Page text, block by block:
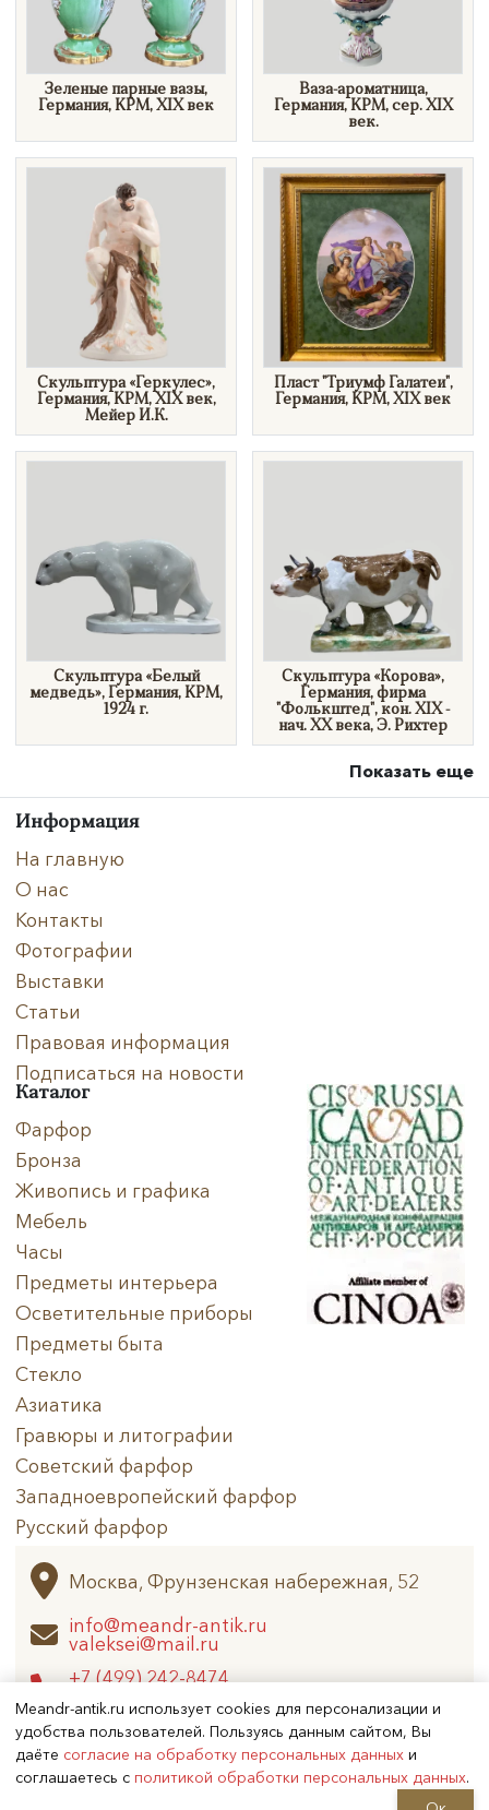
Зеленые парные вазы,
Германия, KPM, XIX век
Ваза-ароматница,
Германия, KPM, сер. XIX
век.
Скульптура «Геркулес»,
Германия, KPM, XIX век,
Мейер И.К.
Пласт "Триумф Галатеи",
Германия, KPM, XIX век
Скульптура «Белый
медведь», Германия, KPM,
1924 г.
Скульптура «Корова»,
Германия, фирма
"Фолькштед",​ кон. XIX -
нач. XX века, Э. Рихтер
Показать еще
Meandr-antik.ru использует cookies для персонализации и
удобства пользователей. Пользуясь данным сайтом, Вы
даёте согласие на обработку персональных данных и
соглашаетесь с политикой обработки персональных данных.
Информация
На главную
О нас
Контакты
Фотографии
Выставки
Статьи
Правовая информация
Подписаться на новости
Каталог
Фарфор
Бронза
Живопись и графика
Мебель
Часы
Предметы интерьера
Осветительные приборы
Предметы быта
Стекло
Азиатика
Гравюры и литографии
Советский фарфор
Западноевропейский фарфор
Русский фарфор
Архив
Москва, Фрунзенская набережная, 52
info@meandr-antik.ru
valeksei@mail.ru
+7 (499) 242-8474
Не является публичной офертой
Copyright (c) 2026Меандр-Антик